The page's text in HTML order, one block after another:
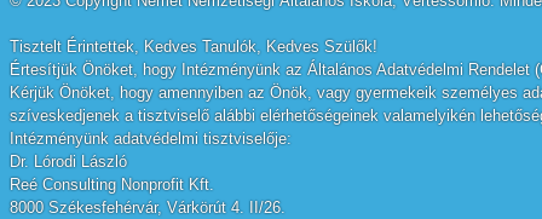
Tisztelt Érintettek, Kedves Tanulók, Kedves Szülők!
Értesítjük Önöket, hogy Intézményünk az Általános Adatvédelmi
Kérjük Önöket, hogy amennyiben az Önök, vagy gyermekeik személyes
szíveskedjenek a tisztviselő alábbi elérhetőségeinek valamelyikén
Intézményünk adatvédelmi tisztviselője:
Dr. Lórodi László
Reé Consulting Nonprofit Kft.
8000 Székesfehérvár, Várkörút 4. II/26.